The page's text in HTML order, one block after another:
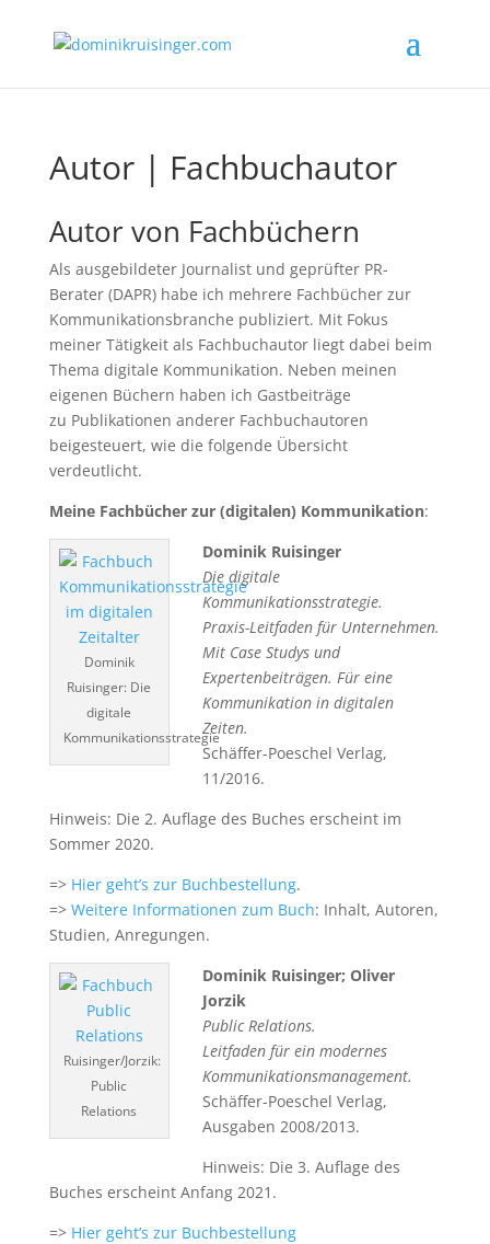
Autor | Fachbuchautor
Autor von Fachbüchern
Als ausgebildeter Journalist und geprüfter PR-
Berater (DAPR) habe ich mehrere Fachbücher zur
Kommunikationsbranche publiziert. Mit Fokus
meiner Tätigkeit als Fachbuchautor liegt dabei beim
Thema digitale Kommunikation. Neben meinen
eigenen Büchern haben ich Gastbeiträge
zu Publikationen anderer Fachbuchautoren
beigesteuert, wie die folgende Übersicht
verdeutlicht.
Meine Fachbücher zur (digitalen) Kommunikation:
Dominik
Ruisinger: Die
digitale
Kommunikationsstrategie
Dominik Ruisinger
Die digitale
Kommunikationsstrategie.
Praxis-Leitfaden für Unternehmen.
Mit Case Studys und
Expertenbeiträgen. Für eine
Kommunikation in digitalen
Zeiten.
Schäffer-Poeschel Verlag,
11/2016.
Hinweis: Die 2. Auflage des Buches erscheint im
Sommer 2020.
=> Hier geht’s zur Buchbestellung.
=> Weitere Informationen zum Buch: Inhalt, Autoren,
Studien, Anregungen.
Ruisinger/Jorzik:
Public
Relations
Dominik Ruisinger; Oliver
Jorzik
Public Relations.
Leitfaden für ein modernes
Kommunikationsmanagement.
Schäffer-Poeschel Verlag,
Ausgaben 2008/2013.
Hinweis: Die 3. Auflage des
Buches erscheint Anfang 2021.
=> Hier geht’s zur Buchbestellung